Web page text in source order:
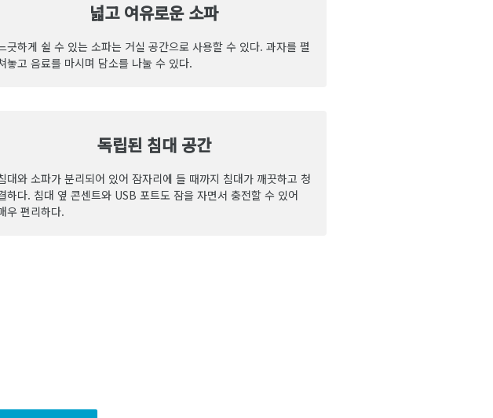
넓고 여유로운 소파
긋하게 쉴 수 있는 소파는 거실 공간으로 사용할 수 있다. 과자를 펼
놓고 음료를 마시며 담소를 나눌 수 있다.
독립된 침대 공간
대와 소파가 분리되어 있어 잠자리에 들 때까지 침대가 깨끗하고 청
하다. 침대 옆 콘센트와 USB 포트도 잠을 자면서 충전할 수 있어
우 편리하다.